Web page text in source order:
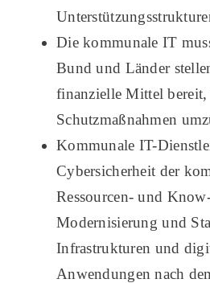
Die kommunale IT
Bund und Länder
finanzielle Mittel
Schutzmaßnahmen
Kommunale IT-
Cybersicherheit der
Ressourcen- und
Modernisierung und
Infrastrukturen und
Anwendungen nach